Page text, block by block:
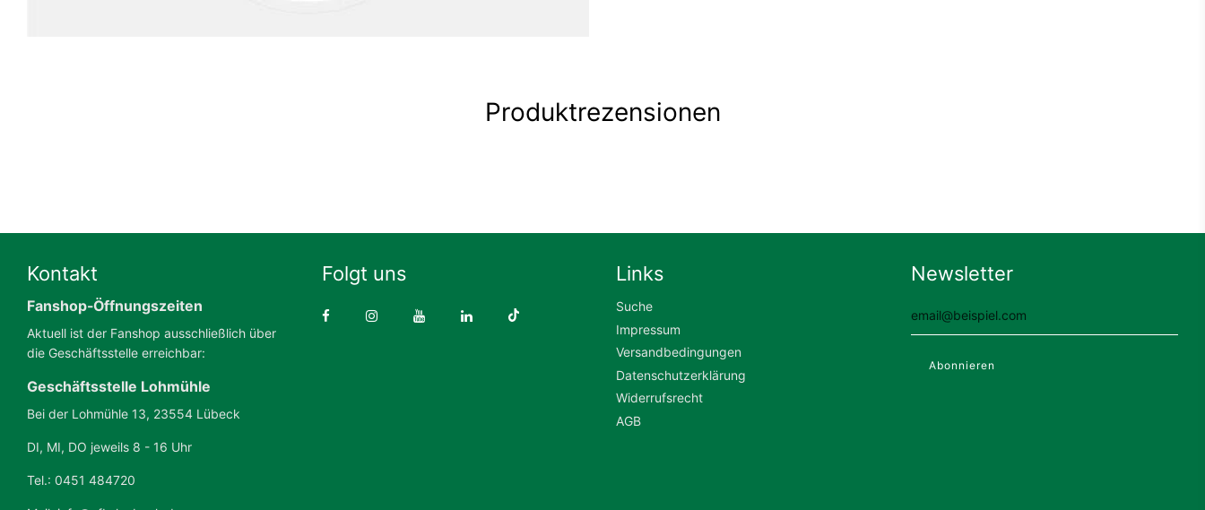
Produktrezensionen
Kontakt
Fanshop-Öffnungszeiten
Aktuell ist der Fanshop ausschließlich über
die Geschäftsstelle erreichbar:
Geschäftsstelle Lohmühle
Bei der Lohmühle 13, 23554 Lübeck
DI, MI, DO jeweils 8 - 16 Uhr
Tel.: 0451 484720
Folgt uns Links
Suche
Impressum
Versandbedingungen
Datenschutzerklärung
Widerrufsrecht
AGB
Newsletter